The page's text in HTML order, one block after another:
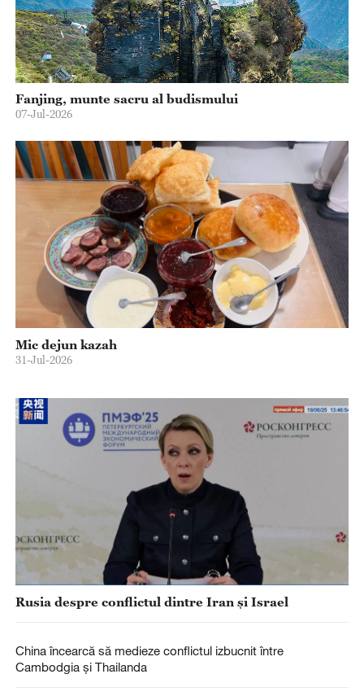
Fanjing, munte sacru al budismului
07-Jul-2026
Mic dejun kazah
31-Jul-2026
Rusia despre conflictul dintre Iran și Israel
China încearcă să medieze conflictul izbucnit între
Cambodgia și Thailanda